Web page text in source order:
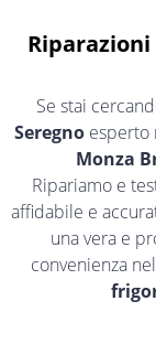
Se stai
Seregno esperto
Monza
Ripariamo e
affidabile e
una vera e
convenienza